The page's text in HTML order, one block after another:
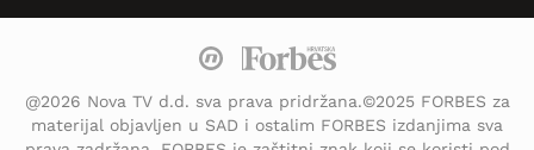
@2026 Nova TV d.d. sva prava pridržana.©2025 FORBES za
materijal objavljen u SAD i ostalim FORBES izdanjima sva